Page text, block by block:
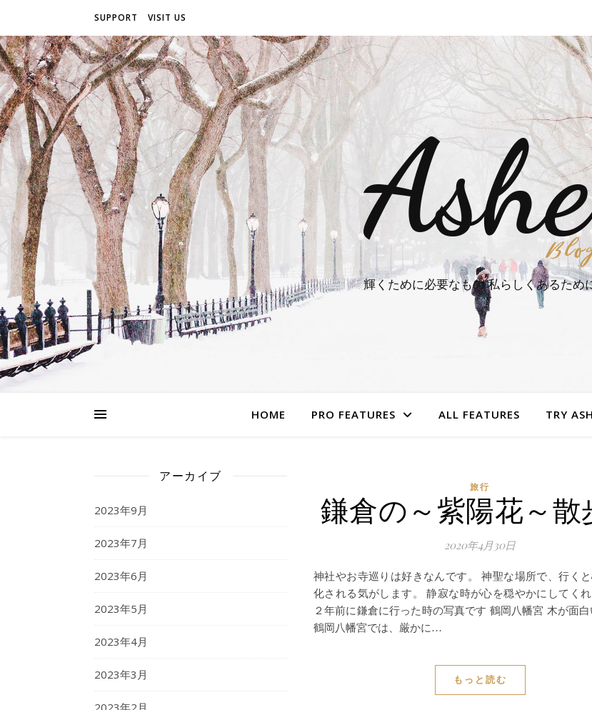
SUPPORT VISIT US
輝くために必要なもの 私らしくあるため
HOME PRO FEATURES ALL FEATURES TRY
アーカイブ
2023年9月
2023年7月
2023年6月
2023年5月
2023年4月
2023年3月
2023年2月
旅行
鎌倉の～紫陽花～散
2020年4月30日
神社やお寺巡りは好きなんです。 神聖な場所で、行く
化される気がします。 静寂な時が心を穏やかにしてくれ
２年前に鎌倉に行った時の写真です 鶴岡八幡宮 木が面
鶴岡八幡宮では、厳かに…
もっと読む